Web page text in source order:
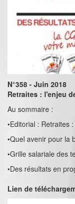
N°358 - Juin 2018
Retraites : l'enjeu
Au sommaire :
•Editorial : Retraites
•Quel avenir pour la
•Grille salariale des
•Des résultats en
Lien de